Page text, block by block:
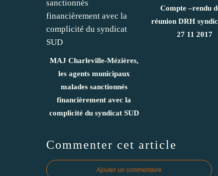
MAJ Charleville-Mézières,
les agents municipaux
malades sanctionnés
financièrement avec la
complicité du syndicat SUD
Compte –rendu
réunion DRH
27 11 2017
Commenter cet article
Ajouter un commentaire